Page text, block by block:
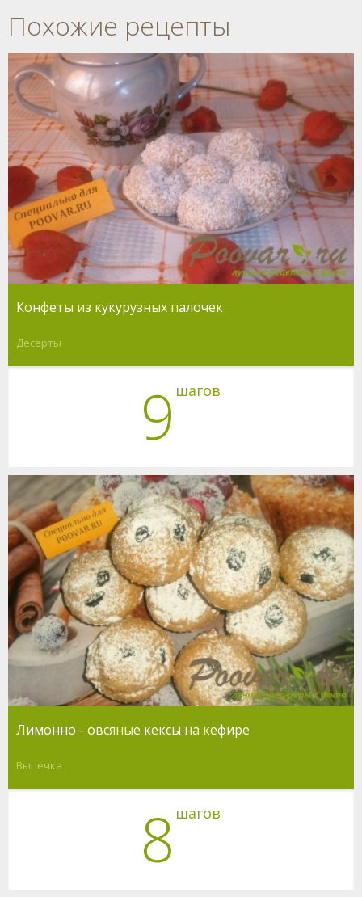
Похожие рецепты
Конфеты из кукурузных палочек
Десерты
9 шагов
Лимонно - овсяные кексы на кефире
Выпечка
8 шагов